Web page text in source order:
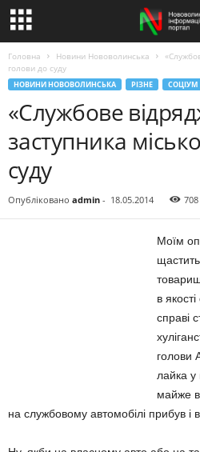
Головна Новини Нововолинська
голови до суду
НОВИНИ НОВОВОЛИНСЬКА РІЗНЕ СОЦІУМ
«Службове
заступника
суду
Опубліковано admin - 18.05.2014 708
Моїм
в
справі
голови
лайка у
майже
на службовому автомобілі прибув і